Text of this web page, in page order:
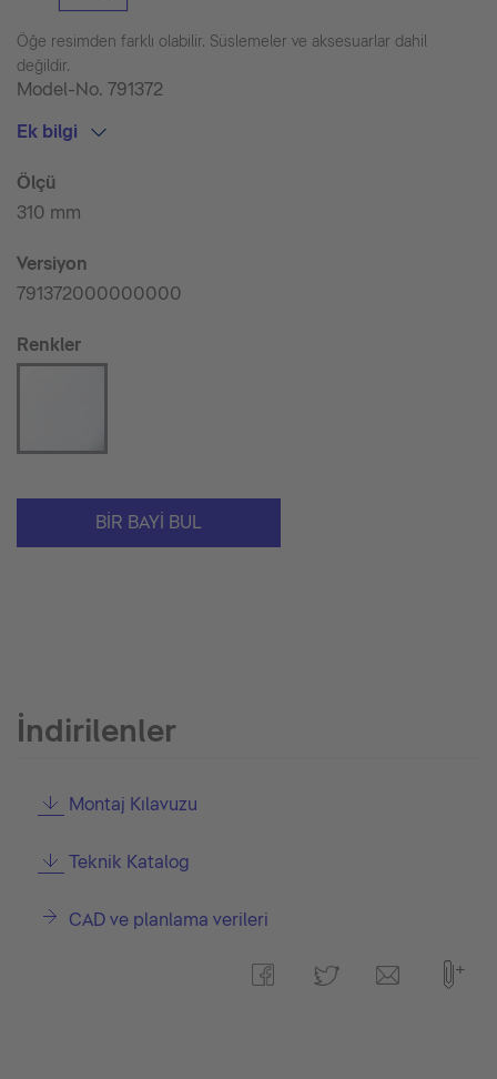
Öğe resimden farklı olabilir. Süslemeler ve aksesuarlar dahil
değildir.
Model-No. 791372
Ek bilgi
Ölçü
310 mm
Versiyon
791372000000000
Renkler
BIR BAYI BUL
İndirilenler
Montaj Kılavuzu
Teknik Katalog
CAD ve planlama verileri